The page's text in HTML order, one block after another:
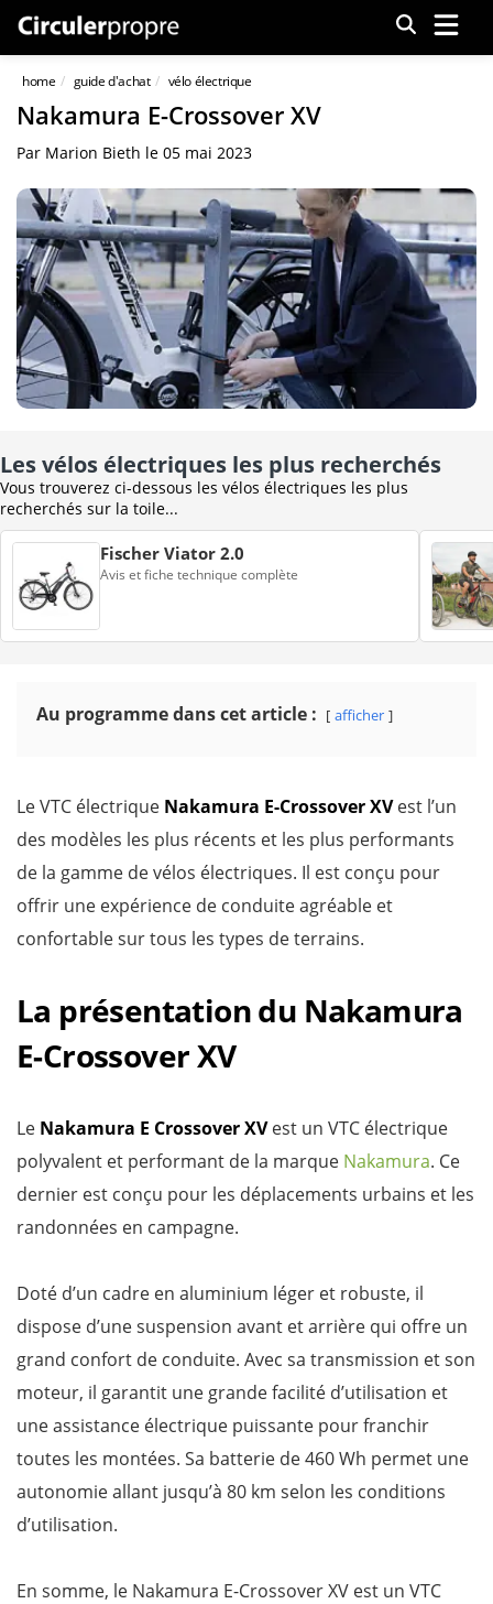
Menu
home guide d'achat vélo électrique
Nakamura E-Crossover XV
Par Marion Bieth le 05 mai 2023
Les vélos électriques les plus recherchés
Vous trouverez ci-dessous les vélos électriques les plus
recherchés sur la toile...
Fischer Viator 2.0
Avis et fiche technique complète
Au programme dans cet article : afficher
Le VTC électrique Nakamura E-Crossover XVest l’un
des modèles les plus récents et les plus performants
de la gamme de vélos électriques. Il est conçu pour
offrir une expérience de conduite agréable et
confortable sur tous les types de terrains.
La présentation du Nakamura
E-Crossover XV
Le Nakamura E Crossover XVest un VTC électrique
polyvalent et performant de la marque Nakamura. Ce
dernier est conçu pour les déplacements urbains et les
randonnées en campagne.
Doté d’un cadre en aluminium léger et robuste, il
dispose d’une suspension avant et arrière qui offre un
grand confort de conduite. Avec sa transmission et son
moteur, il garantit une grande facilité d’utilisation et
une assistance électrique puissante pour franchir
toutes les montées. Sa batterie de 460 Wh permet une
autonomie allant jusqu’à 80 km selon les conditions
d’utilisation.
En somme, le Nakamura E-Crossover XV est un VTC